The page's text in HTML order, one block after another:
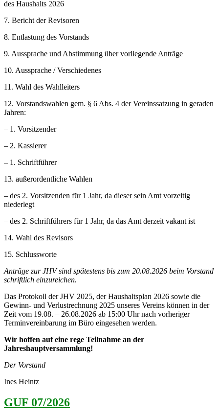
des Haushalts 2026
7. Bericht der Revisoren
8. Entlastung des Vorstands
9. Aussprache und Abstimmung über vorliegende Anträge
10. Aussprache / Verschiedenes
11. Wahl des Wahlleiters
12. Vorstandswahlen gem. § 6 Abs. 4 der Vereinssatzung in geraden
Jahren:
– 1. Vorsitzender
– 2. Kassierer
– 1. Schriftführer
13. außerordentliche Wahlen
– des 2. Vorsitzenden für 1 Jahr, da dieser sein Amt vorzeitig
niederlegt
– des 2. Schriftführers für 1 Jahr, da das Amt derzeit vakant ist
14. Wahl des Revisors
15. Schlussworte
Anträge zur JHV sind spätestens bis zum 20.08.2026 beim Vorstand
schriftlich einzureichen.
Das Protokoll der JHV 2025, der Haushaltsplan 2026 sowie die
Gewinn- und Verlustrechnung 2025 unseres Vereins können in der
Zeit vom 19.08. – 26.08.2026 ab 15:00 Uhr nach vorheriger
Terminvereinbarung im Büro eingesehen werden.
Wir hoffen auf eine rege Teilnahme an der
Jahreshauptversammlung!
Der Vorstand
Ines Heintz
GUF 07/2026